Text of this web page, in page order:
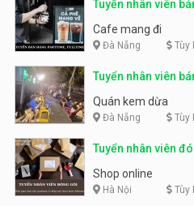
Tuyển nhân viên
parttime, fulltime
Cafe mang đi
Đà Nẵng Tùy
Tuyển nhân viên
Quán kem dừa
Đà Nẵng Tùy
Tuyển nhân viên
fulltime
Shop online
Hà Nội Tùy